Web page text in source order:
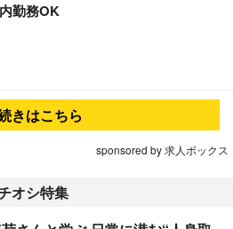
勤務OK
きはこちら
sponsored by 求人ボックス
オシ特集